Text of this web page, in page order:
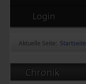
Login
Aktuelle Seite: Startseite
Chronik